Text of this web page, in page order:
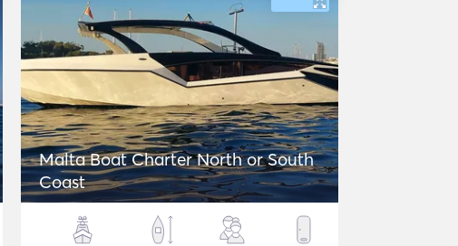
Malta Boat Charter North or South
Coast